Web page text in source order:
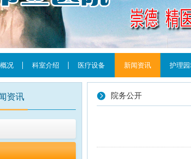
况 科室介绍 医疗设备 新闻资讯 护理
资讯 院务公开